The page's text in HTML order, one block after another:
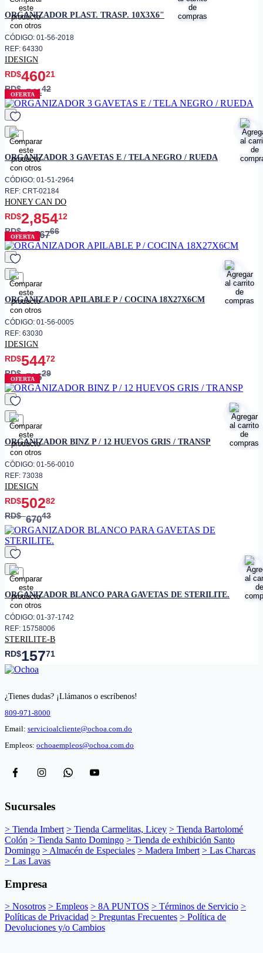
favorito
ORGANIZADOR PLAST. TRASP. 10X3X6"
CÓDIGO: 01-56-2018
REF: 64330
IDESIGN
RD$46021
RD$54142
OFERTA
favorito
ORGANIZADOR 3 GAVETAS E / TELA NEGRO / RUEDA
CÓDIGO: 01-51-2964
REF: CRT-02184
HONEY CAN DO
RD$2,85412
RD$3,56766
OFERTA
favorito
ORGANIZADOR APILABLE P / COCINA 18X27X6CM
CÓDIGO: 01-56-0005
REF: 63030
IDESIGN
RD$54472
RD$72629
OFERTA
favorito
ORGANIZADOR BINZ P / 12 HUEVOS GRIS / TRANSP
CÓDIGO: 01-56-0010
REF: 73038
IDESIGN
RD$50282
RD$67043
favorito
ORGANIZADOR BLANCO PARA GAVETAS DE STERILITE.
CÓDIGO: 01-37-1742
REF: 15758006
STERILITE-B
RD$15771
¿Tienes dudas? ¡Llámanos o escríbenos!
809-971-8000
Email: servicioalcliente@ochoa.com.do
Empleos: ochoaempleos@ochoa.com.do
Sucursales
> Tienda Imbert > Tienda Carmelitas, Licey > Tienda Bartolomé
Colón > Tienda Santo Domingo > Tienda de exhibición Santo
Domingo > Almacén de Especiales > Madera Imbert > Las Charcas
> Las Lavas
Empresa
> Nosotros > Empleos > 8A PUNTOS > Términos de Servicio >
Políticas de Privacidad > Preguntas Frecuentes > Política de
Devoluciones y/o Cambios